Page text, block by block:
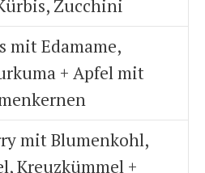
Zucchini
mit Edamame,
+ Apfel mit
mit Blumenkohl,
, Kreuzkümmel +